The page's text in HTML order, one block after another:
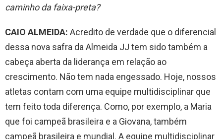
caminho da faixa-preta?
CAIO ALMEIDA: Acredito de verdade que o diferencial
dessa nova safra da Almeida JJ tem sido também a
cabeça aberta da liderança em relação ao
crescimento. Não tem nada engessado. Hoje, nossos
atletas contam com uma equipe multidisciplinar que
tem feito toda diferença. Como, por exemplo, a Maria
que foi campeã brasileira e a Giovana, também
campeã brasileira e mundial. A equipe multidisciplinar